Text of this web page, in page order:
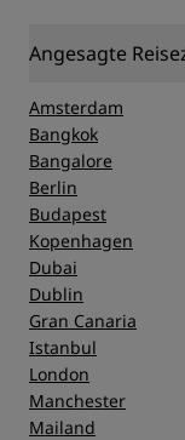
Angesagte
Amsterdam
Bangkok
Bangalore
Berlin
Budapest
Kopenhagen
Dubai
Dublin
Gran Canaria
Istanbul
London
Manchester
Mailand